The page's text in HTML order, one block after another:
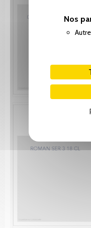
Nos
Autre